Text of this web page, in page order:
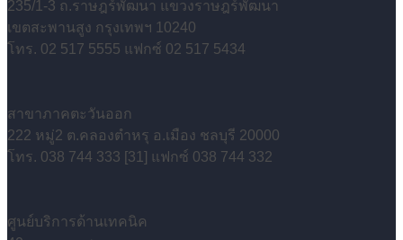
235/1-3 ถ.ราษฎร์พัฒนา แขวงราษฎร์พัฒนา
เขตสะพานสูง กรุงเทพฯ 10240
โทร. 02 517 5555 แฟกซ์ 02 517 5434
สาขาภาคตะวันออก
222 หมู่2 ต.คลองตำหรุ อ.เมือง ชลบุรี 20000
โทร. 038 744 333 [31] แฟกซ์ 038 744 332
ศูนย์บริการด้านเทคนิค